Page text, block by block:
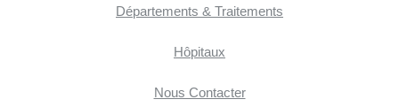
Départements & Traitements
Hôpitaux
Nous Contacter